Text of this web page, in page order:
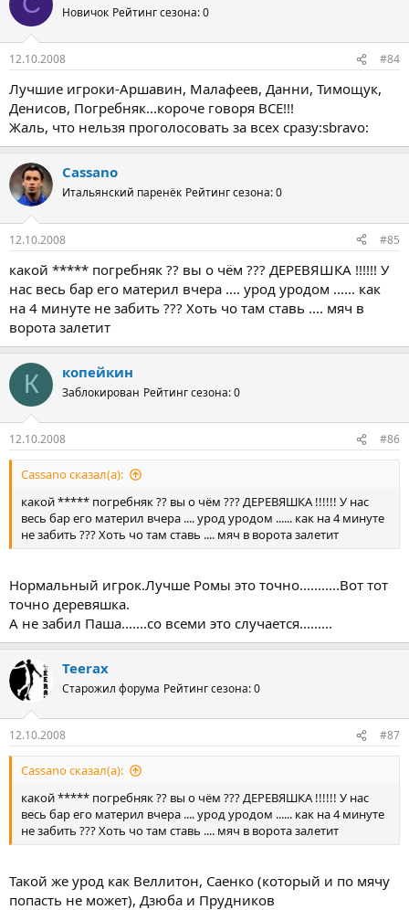
Новичок Рейтинг сезона: 0
12.10.2008 #84
Лучшие игроки-Аршавин, Малафеев, Данни, Тимощук,
Денисов, Погребняк...короче говоря ВСЕ!!!
Жаль, что нельзя проголосовать за всех сразу:sbravo:
Cassano
Итальянский паренёк Рейтинг сезона: 0
12.10.2008 #85
какой ***** погребняк ?? вы о чём ??? ДЕРЕВЯШКА !!!!!! У
нас весь бар его материл вчера .... урод уродом ...... как
на 4 минуте не забить ??? Хоть чо там ставь .... мяч в
ворота залетит
К копейкин
Заблокирован Рейтинг сезона: 0
12.10.2008 #86
Cassano сказал(а):
какой ***** погребняк ?? вы о чём ??? ДЕРЕВЯШКА !!!!!! У нас
весь бар его материл вчера .... урод уродом ...... как на 4 минуте
не забить ??? Хоть чо там ставь .... мяч в ворота залетит
Нормальный игрок.Лучше Ромы это точно...........Вот тот
точно деревяшка.
А не забил Паша.......со всеми это случается.........
Teerax
Старожил форума Рейтинг сезона: 0
12.10.2008 #87
Cassano сказал(а):
какой ***** погребняк ?? вы о чём ??? ДЕРЕВЯШКА !!!!!! У нас
весь бар его материл вчера .... урод уродом ...... как на 4 минуте
не забить ??? Хоть чо там ставь .... мяч в ворота залетит
Такой же урод как Веллитон, Саенко (который и по мячу
попасть не может), Дзюба и Прудников